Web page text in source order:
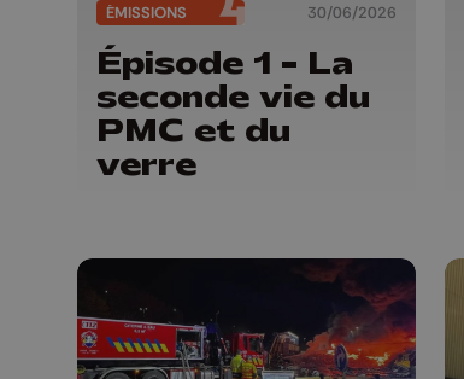
ÉMISSIONS 30/06/2026
Épisode 1 - La
seconde vie du
PMC et du
verre